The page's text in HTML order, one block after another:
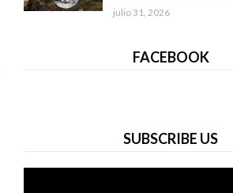
julio 31, 2026
FACEBOOK
SUBSCRIBE US